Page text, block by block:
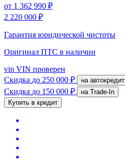
от 1 362 990 ₽
2 220 000 ₽
Гарантия юридической чистоты
Оригинал ПТС в наличии
vin VIN проверен
Скидка до 250 000 ₽ на автокредит
Скидка до 150 000 ₽
на Trade-In
Купить в кредит